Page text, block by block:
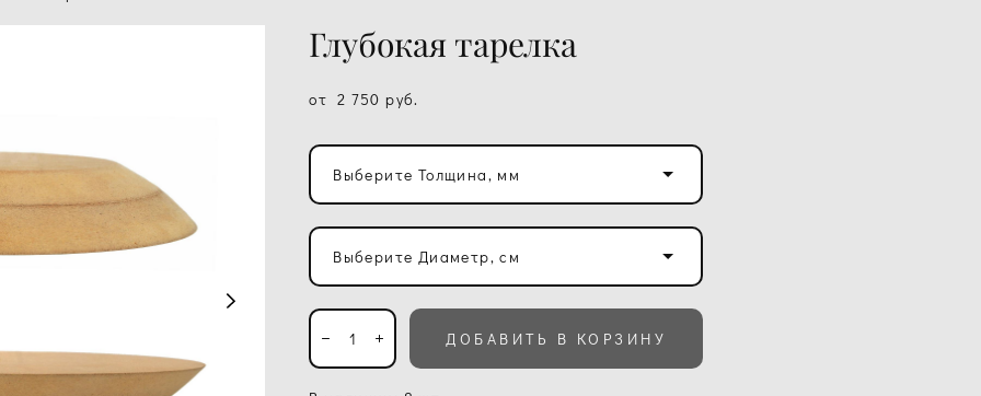
Глубокая тарелка
от 2 750 pуб.
Выберите Толщина, мм
Выберите Диаметр, см
ДОБАВИТЬ В КОРЗИНУ